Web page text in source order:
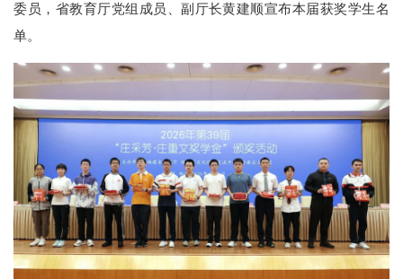
委员，省教育厅党组成员、副厅长黄建顺宣布本届获奖学生名
单。